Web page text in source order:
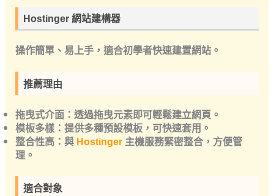
Hostinger 網站建構器
操作簡單、易上手，適合初學者快速建置網站。
推薦理由
拖曳式介面：透過拖曳元素即可輕鬆建立網頁。
模板多樣：提供多種預設模板，可快速套用。
整合性高：與 Hostinger主機服務緊密整合，方便管
理。
適合對象